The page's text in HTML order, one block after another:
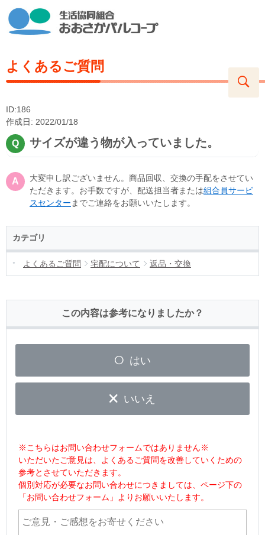
よくあるご質問
ID:186
作成日: 2022/01/18
サイズが違う物が入っていました。
大変申し訳ございません。商品回収、交換の手配をさせてい
ただきます。お手数ですが、配送担当者または組合員サービ
スセンター までご連絡をお願いいたします。
カテゴリ
よくあるご質問 宅配について 返品・交換
この内容は参考になりましたか？
はい
いいえ
※こちらはお問い合わせフォームではありません※
いただいたご意見は、よくあるご質問を改善していくための
参考とさせていただきます。
個別対応が必要なお問い合わせにつきましては、ページ下の
「お問い合わせフォーム」よりお願いいたします。